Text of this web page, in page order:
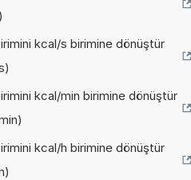
kcal/s birimine dönüştür
kcal/min birimine dönüştür
kcal/h birimine dönüştür